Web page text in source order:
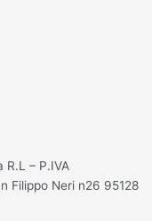
– P.IVA
Filippo Neri n26 95128